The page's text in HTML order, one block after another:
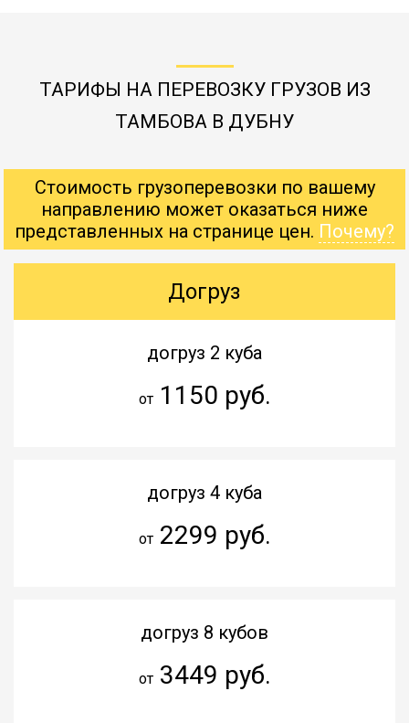
ТАРИФЫ НА ПЕРЕВОЗКУ ГРУЗОВ ИЗ
ТАМБОВА В ДУБНУ
Стоимость грузоперевозки по вашему
направлению может оказаться ниже
представленных на странице цен. Почему?
Догруз
догруз 2 куба
от1150 руб.
догруз 4 куба
от2299 руб.
догруз 8 кубов
от3449 руб.